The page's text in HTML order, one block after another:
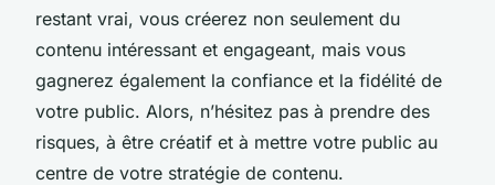
restant vrai, vous créerez non seulement du
contenu intéressant et engageant, mais vous
gagnerez également la confiance et la fidélité de
votre public. Alors, n’hésitez pas à prendre des
risques, à être créatif et à mettre votre public au
centre de votre stratégie de contenu.